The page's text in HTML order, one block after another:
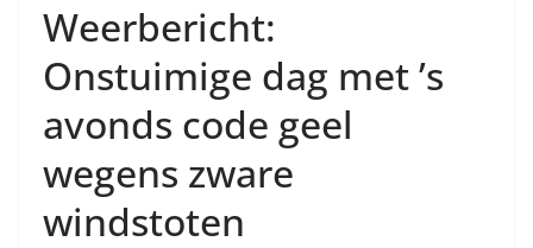
Weerbericht:
Onstuimige dag met ’s
avonds code geel
wegens zware
windstoten